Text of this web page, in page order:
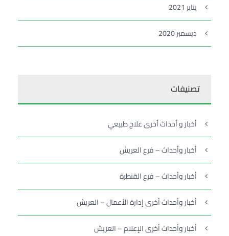
يناير 2021
ديسمبر 2020
تصنيفات
أخبار و أحداث أخرى علاج طبيعي
أخبار وأحداث – فرع العريش
أخبار وأحداث – فرع القنطرة
أخبار وأحداث أخرى إدارة الأعمال – العريش
أخبار وأحداث أخرى الإعلام – العريش